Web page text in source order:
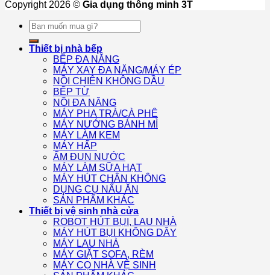
Copyright 2026 © Gia dụng thông minh 3T
Tìm
kiếm:
Thiết bị nhà bếp
BẾP ĐA NĂNG
MÁY XAY ĐA NĂNG/MÁY ÉP
NỒI CHIÊN KHÔNG DẦU
BẾP TỪ
NỒI ĐA NĂNG
MÁY PHA TRÀ/CÀ PHÊ
MÁY NƯỚNG BÁNH MÌ
MÁY LÀM KEM
MÁY HẤP
ẤM ĐUN NƯỚC
MÁY LÀM SỮA HẠT
MÁY HÚT CHÂN KHÔNG
DỤNG CỤ NẤU ĂN
SẢN PHẨM KHÁC
Thiết bị vệ sinh nhà cửa
ROBOT HÚT BỤI, LAU NHÀ
MÁY HÚT BỤI KHÔNG DÂY
MÁY LAU NHÀ
MÁY GIẶT SOFA, RÈM
MÁY CỌ NHÀ VỆ SINH